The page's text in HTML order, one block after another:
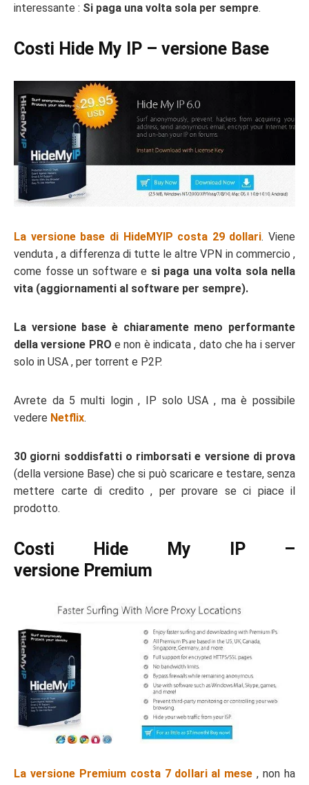
interessante : Si paga una volta sola per sempre.
Costi Hide My IP – versione Base
La versione base di HideMYIP costa 29 dollari. Viene
venduta , a differenza di tutte le altre VPN in commercio ,
come fosse un software e si paga una volta sola nella
vita (aggiornamenti al software per sempre).
La versione base è chiaramente meno performante
della versione PRO e non è indicata , dato che ha i server
solo in USA , per torrent e P2P.
Avrete da 5 multi login , IP solo USA , ma è possibile
vedere Netflix.
30 giorni soddisfatti o rimborsati e versione di prova
(della versione Base) che si può scaricare e testare, senza
mettere carte di credito , per provare se ci piace il
prodotto.
Costi Hide My IP –
versione Premium
La versione Premium costa 7 dollari al mese , non ha